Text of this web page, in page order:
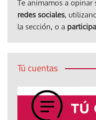
Te animamos a
redes sociales,
la sección, o a
Tú cuentas